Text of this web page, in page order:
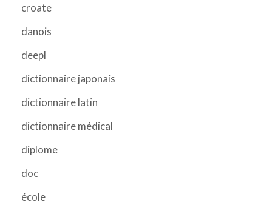
croate
danois
deepl
dictionnaire japonais
dictionnaire latin
dictionnaire médical
diplome
doc
école